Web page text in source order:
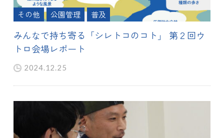
その他 公園管理 普及
みんなで持ち寄る「シレトコのコト」 第２回ウ
トロ会場レポート
2024.12.25